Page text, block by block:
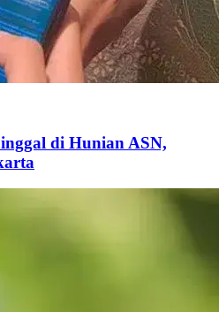
di Hunian ASN,